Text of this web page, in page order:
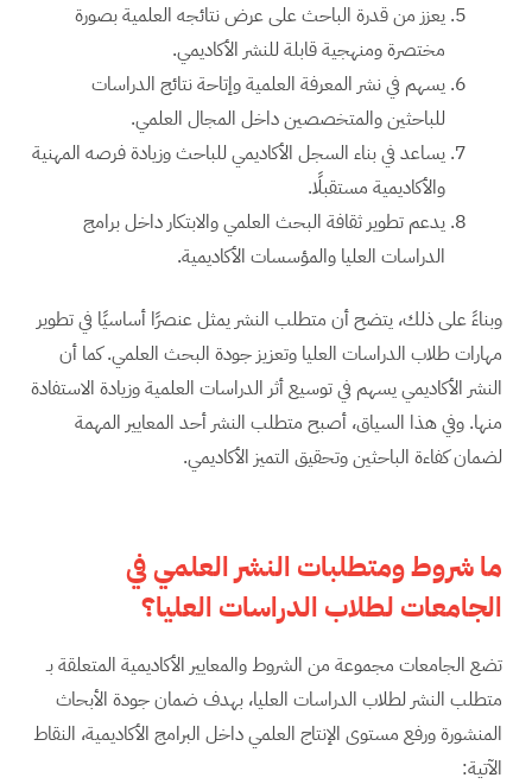
يعزز من قدرة الباحث على عرض نتائجه العلمية بصورة
مختصرة ومنهجية قابلة للنشر الأكاديمي.
يسهم في نشر المعرفة العلمية وإتاحة نتائج الدراسات
للباحثين والمتخصصين داخل المجال العلمي.
يساعد في بناء السجل الأكاديمي للباحث وزيادة فرصه المهنية
والأكاديمية مستقبلًا.
يدعم تطوير ثقافة البحث العلمي والابتكار داخل برامج
الدراسات العليا والمؤسسات الأكاديمية.
وبناءً على ذلك، يتضح أن متطلب النشر يمثل عنصرًا أساسيًا في تطوير
مهارات طلاب الدراسات العليا وتعزيز جودة البحث العلمي. كما أن
النشر الأكاديمي يسهم في توسيع أثر الدراسات العلمية وزيادة الاستفادة
منها. وفي هذا السياق، أصبح متطلب النشر أحد المعايير المهمة
لضمان كفاءة الباحثين وتحقيق التميز الأكاديمي.
ما شروط ومتطلبات النشر العلمي في
الجامعات لطلاب الدراسات العليا؟
تضع الجامعات مجموعة من الشروط والمعايير الأكاديمية المتعلقة بـ
متطلب النشر لطلاب الدراسات العليا، بهدف ضمان جودة الأبحاث
المنشورة ورفع مستوى الإنتاج العلمي داخل البرامج الأكاديمية، النقاط
الآتية: